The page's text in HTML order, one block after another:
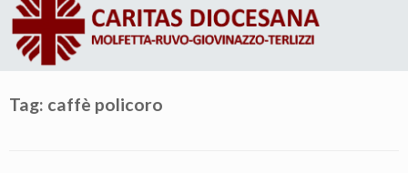
Tag: caffè policoro